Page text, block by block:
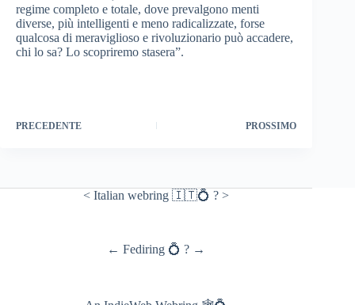
regime completo e totale, dove prevalgono menti
diverse, più intelligenti e meno radicalizzate, forse
qualcosa di meraviglioso e rivoluzionario può accadere,
chi lo sa? Lo scopriremo stasera”.
PRECEDENTE PROSSIMO
< Italian webring 🇮🇹💍 ? >
← Fediring 💍 ? →